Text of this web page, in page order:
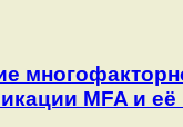
MFA и